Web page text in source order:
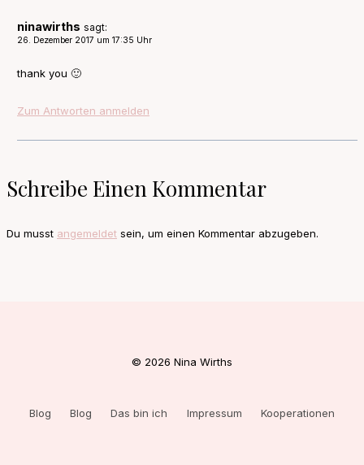
ninawirths sagt:
26. Dezember 2017 um 17:35 Uhr
thank you 🙂
Zum Antworten anmelden
Schreibe Einen Kommentar
Du musst angemeldet sein, um einen Kommentar abzugeben.
© 2026 Nina Wirths
Blog Blog Das bin ich Impressum Kooperationen